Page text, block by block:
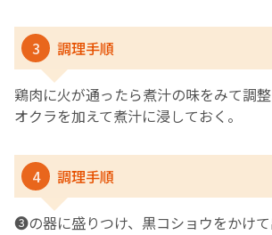
3 調理手順
鶏肉に火が通ったら煮汁の味をみて調整
オクラを加えて煮汁に浸しておく。
4 調理手順
❸の器に盛りつけ、黒コショウをかけて